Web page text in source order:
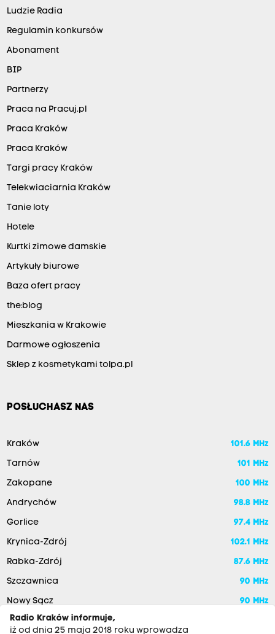
Ludzie Radia
Regulamin konkursów
Abonament
BIP
Partnerzy
Praca na Pracuj.pl
Praca Kraków
Praca Kraków
Targi pracy Kraków
Telekwiaciarnia Kraków
Tanie loty
Hotele
Kurtki zimowe damskie
Artykuły biurowe
Baza ofert pracy
the:blog
Mieszkania w Krakowie
Darmowe ogłoszenia
Sklep z kosmetykami tolpa.pl
POSŁUCHASZ NAS
Kraków 101.6 MHz
Tarnów 101 MHz
Zakopane 100 MHz
Andrychów 98.8 MHz
Gorlice 97.4 MHz
Krynica-Zdrój 102.1 MHz
Rabka-Zdrój 87.6 MHz
Szczawnica 90 MHz
Nowy Sącz
90 MHz
Radio Kraków informuje,
iż od dnia 25 maja 2018 roku wprowadza